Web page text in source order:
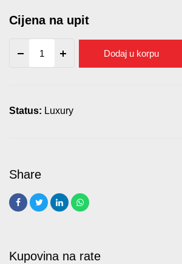
Cijena na upit
Phantom
quantity
Dodaj u korpu
Status: Luxury
Kupovina na rate